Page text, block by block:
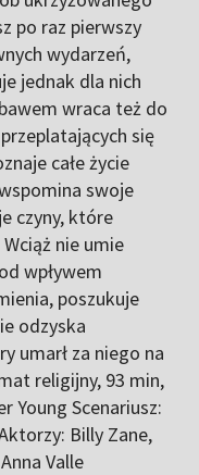
po raz pierwszy
wydarzeń,
jednak dla nich
wraca też do
się
całe życie
swoje
czyny, które
nie umie
wpływem
poszukuje
odzyska
umarł za niego na
religijny, 93 min,
Young Scenariusz:
Billy Zane,
Valle